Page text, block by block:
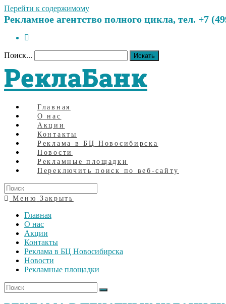
Перейти к содержимому
Рекламное агентство полного цикла, тел. +7
Поиск... Искать
РеклаБанк
Главная
О нас
Акции
Контакты
Реклама в БЦ Новосибирска
Новости
Рекламные площадки
Переключить поиск по веб-сайту
Меню Закрыть
Главная
О нас
Акции
Контакты
Реклама в БЦ Новосибирска
Новости
Рекламные площадки